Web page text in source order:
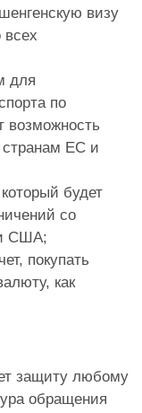
визу
всех
для
по
возможность
странам ЕС и
будет
со
и США;
покупать
как
защиту любому
обращения